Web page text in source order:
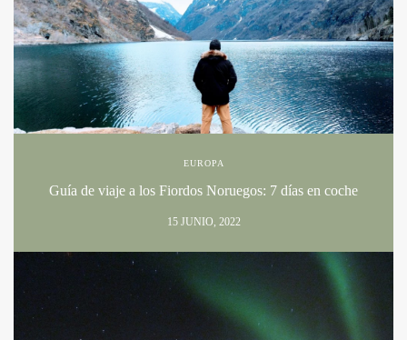
EUROPA
Guía de viaje a los Fiordos Noruegos: 7 días en coche
15 JUNIO, 2022